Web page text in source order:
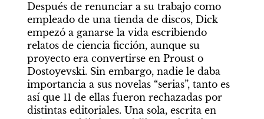
Después de renunciar a su trabajo como
empleado de una tienda de discos, Dick
empezó a ganarse la vida escribiendo
relatos de ciencia ficción, aunque su
proyecto era convertirse en Proust o
Dostoyevski. Sin embargo, nadie le daba
importancia a sus novelas “serias”, tanto es
así que 11 de ellas fueron rechazadas por
distintas editoriales. Una sola, escrita en